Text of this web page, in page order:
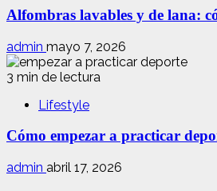
Alfombras lavables y de lana:
admin mayo 7, 2026
3 min de lectura
Lifestyle
Cómo empezar a practicar
admin abril 17, 2026